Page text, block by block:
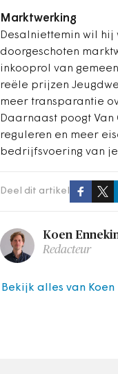
Marktwerking
Desalniettemin wil hij
doorgeschoten
inkooprol van
reële prijzen
meer transparantie
Daarnaast poogt
reguleren en meer
bedrijfsvoering van
Deel dit artikel
Koen
Redacteur
Bekijk alles van Koen